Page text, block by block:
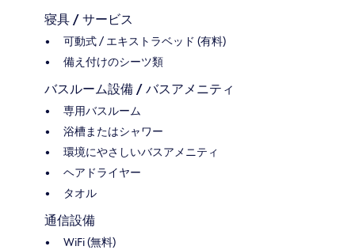
寝具 / サービス
可動式 / エキストラベッド (有料)
備え付けのシーツ類
バスルーム設備 / バスアメニティ
専用バスルーム
浴槽またはシャワー
環境にやさしいバスアメニティ
ヘアドライヤー
タオル
通信設備
WiFi (無料)